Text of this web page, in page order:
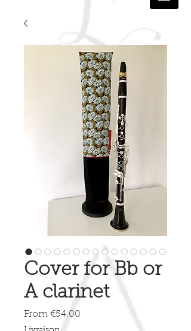
Cover for Bb or
A clarinet
From €54.00